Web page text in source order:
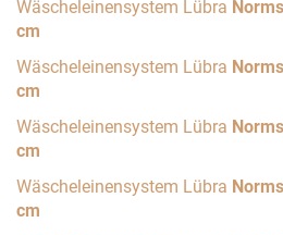
Wäscheleinensystem Lübra
cm
Wäscheleinensystem Lübra
cm
Wäscheleinensystem Lübra
cm
Wäscheleinensystem Lübra
cm